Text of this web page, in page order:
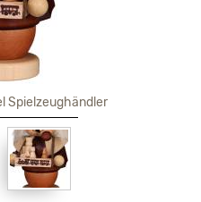
Spielzeughändler